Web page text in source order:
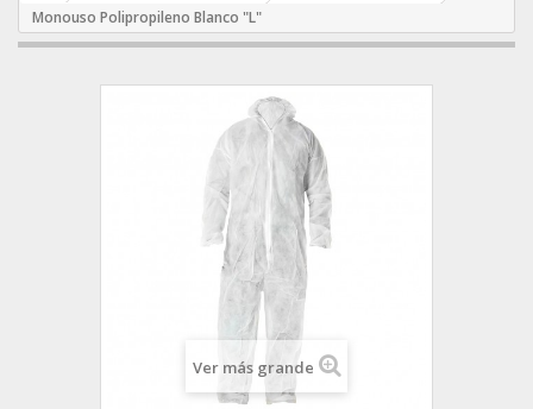
Monouso Polipropileno Blanco "L"
Ver más grande